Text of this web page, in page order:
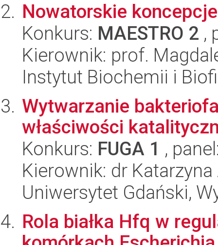
Nowatorskie
Konkurs: MAESTRO 2 ,
Kierownik: prof.
Instytut Biochemii i
Wytwarzanie
właściwości
Konkurs: FUGA 1 ,
Kierownik: dr
Uniwersytet Gdański,
Rola białka Hfq w